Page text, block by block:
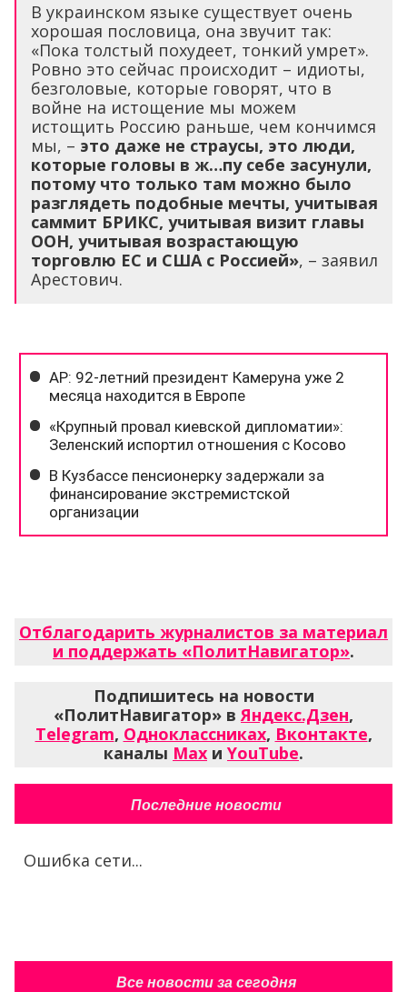
В украинском языке существует очень
хорошая пословица, она звучит так:
«Пока толстый похудеет, тонкий умрет».
Ровно это сейчас происходит – идиоты,
безголовые, которые говорят, что в
войне на истощение мы можем
истощить Россию раньше, чем кончимся
мы, – это даже не страусы, это люди,
которые головы в ж…пу себе засунули,
потому что только там можно было
разглядеть подобные мечты, учитывая
саммит БРИКС, учитывая визит главы
ООН, учитывая возрастающую
торговлю ЕС и США с Россией», – заявил
Арестович.
Отблагодарить журналистов за материал
и поддержать «ПолитНавигатор».
Подпишитесь на новости
«ПолитНавигатор» вЯндекс.Дзен,
Telegram, Одноклассниках, Вконтакте,
каналы Max и YouTube.
Последние новости
Ошибка сети...
Все новости за сегодня